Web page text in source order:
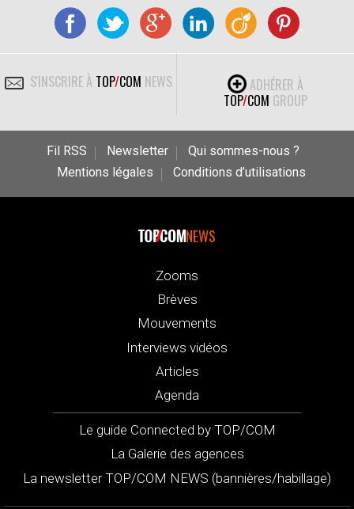
S'INSCRIRE À TOP/COM NEWS
ADHÉRER À
TOP/COM GROUP
Fil RSS Newsletter
Qui sommes-nous ?
Mentions légales
Conditions d’utilisations
NEWS
Zooms
Brèves
Mouvements
Interviews vidéos
Articles
Agenda
Le guide Connected by TOP/COM
La Galerie des agences
La newsletter TOP/COM NEWS (bannières/habillage)